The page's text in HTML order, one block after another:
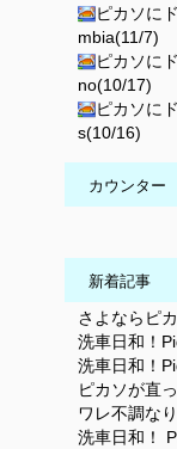
ピカソに
mbia(11/7)
ピカソに
no(10/17)
ピカソに
s(10/16)
カウンター
新着記事
さよならピ
洗車日和！
洗車日和！
ピカソが直
ワレ不調な
洗車日和！